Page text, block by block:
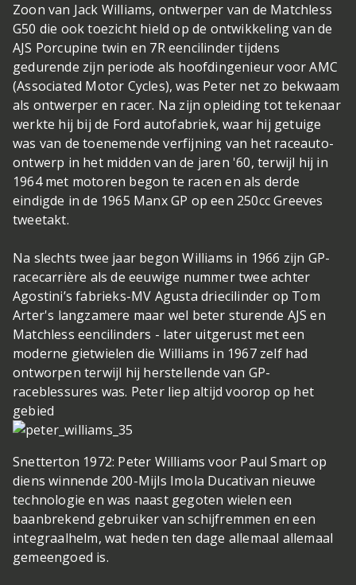
Zoon van Jack Williams, ontwerper van de Matchless
G50 die ook toezicht hield op de ontwikkeling van de
AJS Porcupine twin en 7R eencilinder tijdens
gedurende zijn periode als hoofdingenieur voor AMC
(Associated Motor Cycles), was Peter net zo bekwaam
als ontwerper en racer. Na zijn opleiding tot tekenaar
werkte hij bij de Ford autofabriek, waar hij getuige
was van de toenemende verfijning van het raceauto-
ontwerp in het midden van de jaren '60, terwijl hij in
1964 met motoren begon te racen en als derde
eindigde in de 1965 Manx GP op een 250cc Greeves
tweetakt.
Na slechts twee jaar begon Williams in 1966 zijn GP-
racecarrière als de eeuwige nummer twee achter
Agostini’s fabrieks-MV Agusta driecilinder op Tom
Arter's langzamere maar wel beter sturende AJS en
Matchless eencilinders - later uitgerust met een
moderne gietwielen die Williams in 1967 zelf had
ontworpen terwijl hij herstellende van GP-
raceblessures was. Peter liep altijd voorop op het
gebied
Snetterton 1972: Peter Williams voor Paul Smart op
diens winnende 200-Mijls Imola Ducativan nieuwe
technologie en was naast gegoten wielen een
baanbrekend gebruiker van schijfremmen en een
integraalhelm, wat heden ten dage allemaal allemaal
gemeengoed is.